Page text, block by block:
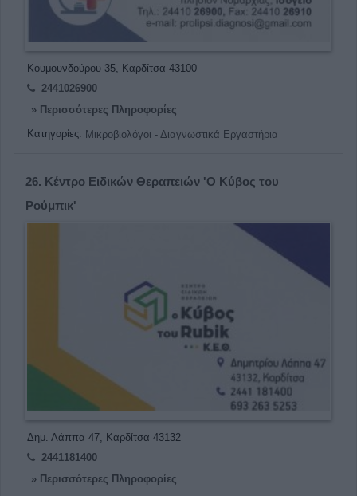
Κουμουνδούρου 35, Καρδίτσα 43100
2441026900
» Περισσότερες Πληροφορίες
Κατηγορίες: Μικροβιολόγοι - Διαγνωστικά Εργαστήρια
26. Κέντρο Ειδικών Θεραπειών 'Ο Κύβος του
Ρούμπικ'
Δημ. Λάππα 47, Καρδίτσα 43132
2441181400
» Περισσότερες Πληροφορίες